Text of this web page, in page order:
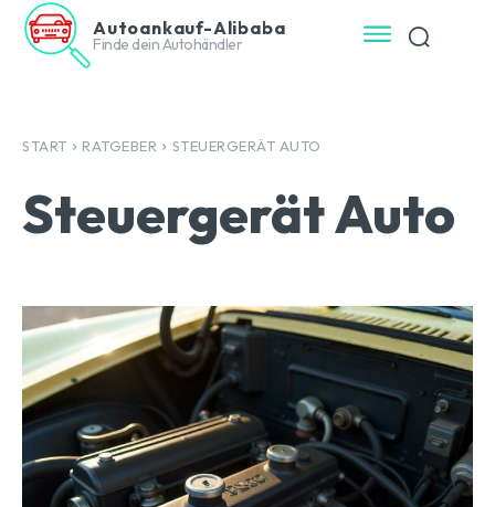
Autoankauf-Alibaba
Finde dein Autohändler
START RATGEBER STEUERGERÄT AUTO
Steuergerät Auto